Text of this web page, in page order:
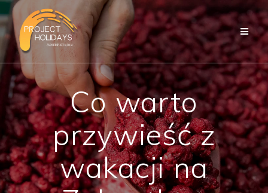
Przejdź
do
treści
Co warto
przywieść z
wakacji na